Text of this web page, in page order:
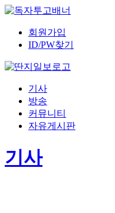
회원가입
ID/PW찾기
기사
방송
커뮤니티
자유게시판
기사